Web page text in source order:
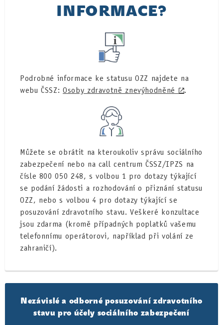
INFORMACE?
Podrobné informace ke statusu OZZ najdete na
webu ČSSZ:Osoby zdravotně znevýhodněné .
Můžete se obrátit na kteroukoliv správu sociálního
zabezpečení nebo na call centrum ČSSZ/IPZS na
čísle 800 050 248, s volbou 1 pro dotazy týkající
se podání žádosti a rozhodování o přiznání statusu
OZZ, nebo s volbou 4 pro dotazy týkající se
posuzování zdravotního stavu. Veškeré konzultace
jsou zdarma (kromě případných poplatků vašemu
telefonnímu operátorovi, například při volání ze
zahraničí).
Nezávislé a odborné posuzování zdravotního
stavu pro účely sociálního zabezpečení